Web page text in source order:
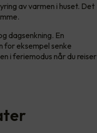
av varmen i huset. Det
dagsenkning. En
for eksempel senke
i feriemodus når du reiser